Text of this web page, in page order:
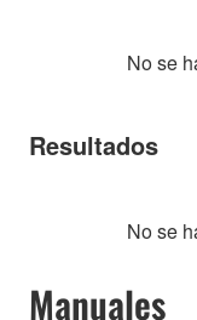
No se
Resultados
No se
Manuales